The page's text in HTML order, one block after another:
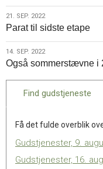
2022
21.
sep.
2022
21. SEP. 2022
Parat til sidste etape
14.
sep.
2022
14. SEP. 2022
Også sommerstævne i
Find gudstjeneste
Få det fulde overblik
Gudstjenester, 9.
Gudstjenester, 16.